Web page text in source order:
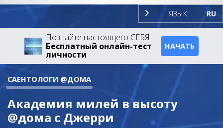
ЯЗЫК: RU
Познайте настоящего СЕБЯ
Бесплатный онлайн-тест
личности
НАЧАТЬ
САЕНТОЛОГИ @ДОМА
Академия милей в высоту
@дома с Джерри